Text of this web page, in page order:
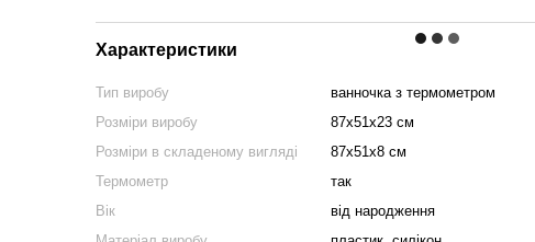
Характеристики
Тип виробу
ванночка з термометром
Розміри виробу
87х51х23 см
Розміри в складеному вигляді
87х51х8 см
Термометр
так
Вік
від народження